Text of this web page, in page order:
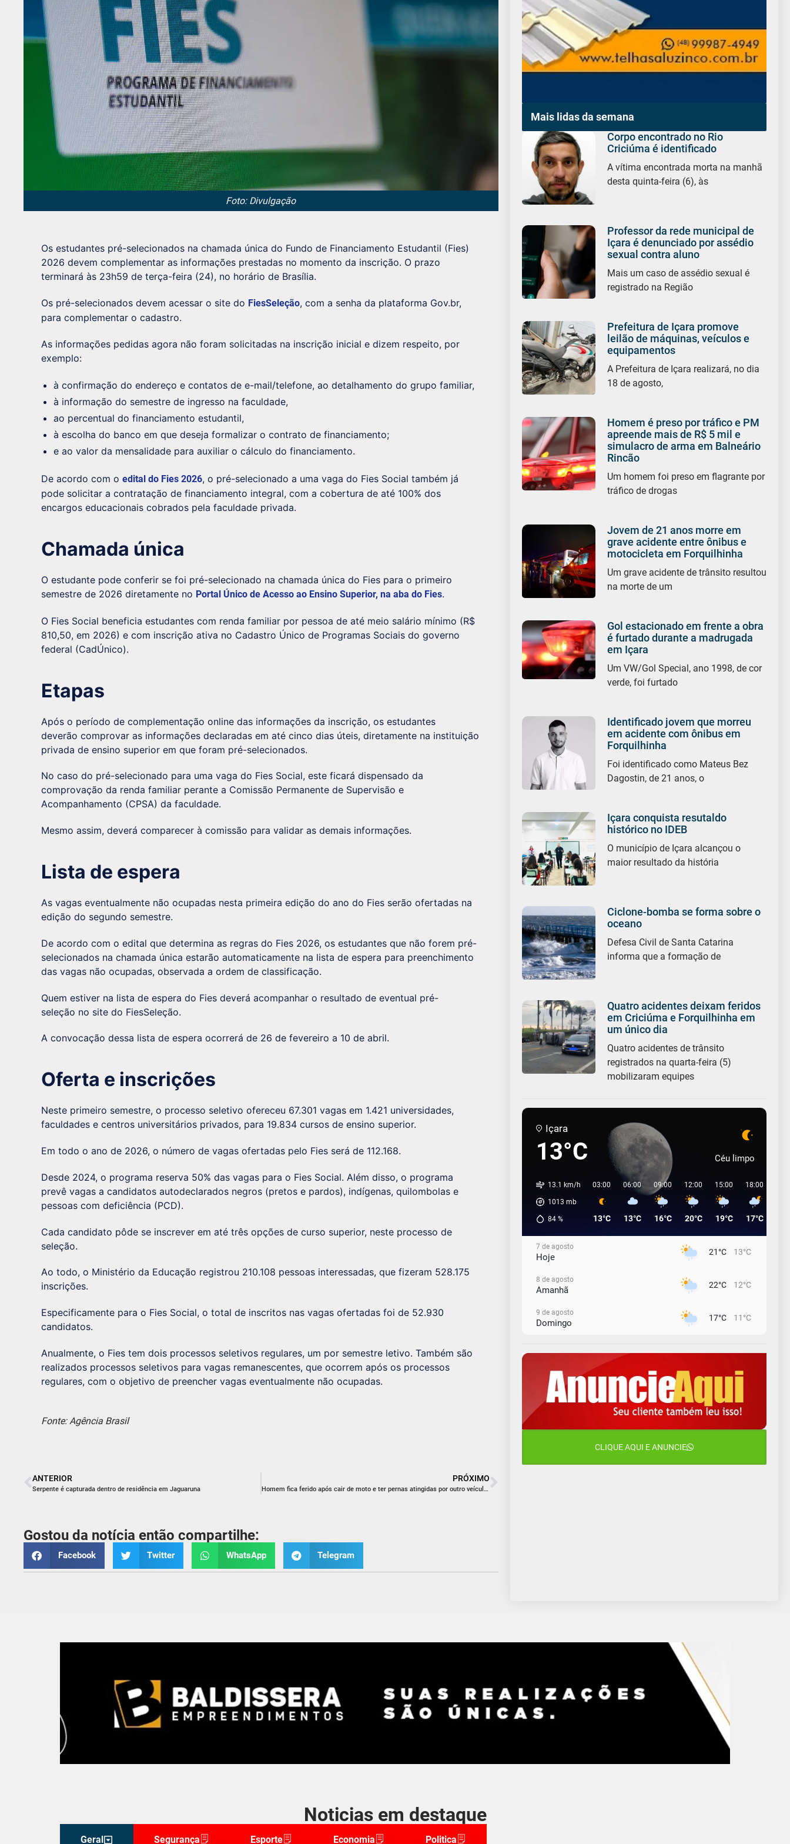
Foto: Divulgação
Os estudantes pré-selecionados na chamada única do Fundo de Financiamento Estudantil (Fies)
2026 devem complementar as informações prestadas no momento da inscrição. O prazo
terminará às 23h59 de terça-feira (24), no horário de Brasília.
Os pré-selecionados devem acessar o site do FiesSeleção, com a senha da plataforma Gov.br,
para complementar o cadastro.
As informações pedidas agora não foram solicitadas na inscrição inicial e dizem respeito, por
exemplo:
à confirmação do endereço e contatos de e-mail/telefone, ao detalhamento do grupo familiar,
à informação do semestre de ingresso na faculdade,
ao percentual do financiamento estudantil,
à escolha do banco em que deseja formalizar o contrato de financiamento;
e ao valor da mensalidade para auxiliar o cálculo do financiamento.
De acordo com o edital do Fies 2026, o pré-selecionado a uma vaga do Fies Social também já
pode solicitar a contratação de financiamento integral, com a cobertura de até 100% dos
encargos educacionais cobrados pela faculdade privada.
Chamada única
O estudante pode conferir se foi pré-selecionado na chamada única do Fies para o primeiro
semestre de 2026 diretamente no Portal Único de Acesso ao Ensino Superior, na aba do Fies.
O Fies Social beneficia estudantes com renda familiar por pessoa de até meio salário mínimo (R$
810,50, em 2026) e com inscrição ativa no Cadastro Único de Programas Sociais do governo
federal (CadÚnico).
Etapas
Após o período de complementação online das informações da inscrição, os estudantes
deverão comprovar as informações declaradas em até cinco dias úteis, diretamente na instituição
privada de ensino superior em que foram pré-selecionados.
No caso do pré-selecionado para uma vaga do Fies Social, este ficará dispensado da
comprovação da renda familiar perante a Comissão Permanente de Supervisão e
Acompanhamento (CPSA) da faculdade.
Mesmo assim, deverá comparecer à comissão para validar as demais informações.
Lista de espera
As vagas eventualmente não ocupadas nesta primeira edição do ano do Fies serão ofertadas na
edição do segundo semestre.
De acordo com o edital que determina as regras do Fies 2026, os estudantes que não forem pré-
selecionados na chamada única estarão automaticamente na lista de espera para preenchimento
das vagas não ocupadas, observada a ordem de classificação.
Quem estiver na lista de espera do Fies deverá acompanhar o resultado de eventual pré-
seleção no site do FiesSeleção.
A convocação dessa lista de espera ocorrerá de 26 de fevereiro a 10 de abril.
Oferta e inscrições
Neste primeiro semestre, o processo seletivo ofereceu 67.301 vagas em 1.421 universidades,
faculdades e centros universitários privados, para 19.834 cursos de ensino superior.
Em todo o ano de 2026, o número de vagas ofertadas pelo Fies será de 112.168.
Desde 2024, o programa reserva 50% das vagas para o Fies Social. Além disso, o programa
prevê vagas a candidatos autodeclarados negros (pretos e pardos), indígenas, quilombolas e
pessoas com deficiência (PCD).
Cada candidato pôde se inscrever em até três opções de curso superior, neste processo de
seleção.
Ao todo, o Ministério da Educação registrou 210.108 pessoas interessadas, que fizeram 528.175
inscrições.
Especificamente para o Fies Social, o total de inscritos nas vagas ofertadas foi de 52.930
candidatos.
Anualmente, o Fies tem dois processos seletivos regulares, um por semestre letivo. Também são
realizados processos seletivos para vagas remanescentes, que ocorrem após os processos
regulares, com o objetivo de preencher vagas eventualmente não ocupadas.
Fonte: Agência Brasil
ANTERIOR
Serpente é capturada dentro de residência em Jaguaruna
PRÓXIMO
Homem fica ferido após cair de moto e ter pernas atingidas por outro veículo em Araranguá
Gostou da notícia então compartilhe:
Facebook Twitter WhatsApp Telegram
Mais lidas da semana
Corpo encontrado no Rio
Criciúma é identificado
A vítima encontrada morta na manhã
desta quinta-feira (6), às
Professor da rede municipal de
Içara é denunciado por assédio
sexual contra aluno
Mais um caso de assédio sexual é
registrado na Região
Prefeitura de Içara promove
leilão de máquinas, veículos e
equipamentos
A Prefeitura de Içara realizará, no dia
18 de agosto,
Homem é preso por tráfico e PM
apreende mais de R$ 5 mil e
simulacro de arma em Balneário
Rincão
Um homem foi preso em flagrante por
tráfico de drogas
Jovem de 21 anos morre em
grave acidente entre ônibus e
motocicleta em Forquilhinha
Um grave acidente de trânsito resultou
na morte de um
Gol estacionado em frente a obra
é furtado durante a madrugada
em Içara
Um VW/Gol Special, ano 1998, de cor
verde, foi furtado
Identificado jovem que morreu
em acidente com ônibus em
Forquilhinha
Foi identificado como Mateus Bez
Dagostin, de 21 anos, o
Içara conquista resutaldo
histórico no IDEB
O município de Içara alcançou o
maior resultado da história
Ciclone-bomba se forma sobre o
oceano
Defesa Civil de Santa Catarina
informa que a formação de
Quatro acidentes deixam feridos
em Criciúma e Forquilhinha em
um único dia
Quatro acidentes de trânsito
registrados na quarta-feira (5)
mobilizaram equipes
Içara
13°C Céu limpo
13.1 km/h
1013 mb
84%
03:00
13°C
06:00
13°C
09:00
16°C
12:00
20°C
15:00
19°C
18:00
17°C
7 de agosto
Hoje 21°C 13°C
8 de agosto
Amanhã 22°C 12°C
9 de agosto
Domingo 17°C 11°C
Segunda-Feira 14°C 10°C
11 de agosto
Terça-Feira
12 de agosto
15°C 12°C
CLIQUE AQUI E ANUNCIE
Noticias em destaque
Geral Segurança Esporte Economia Politica